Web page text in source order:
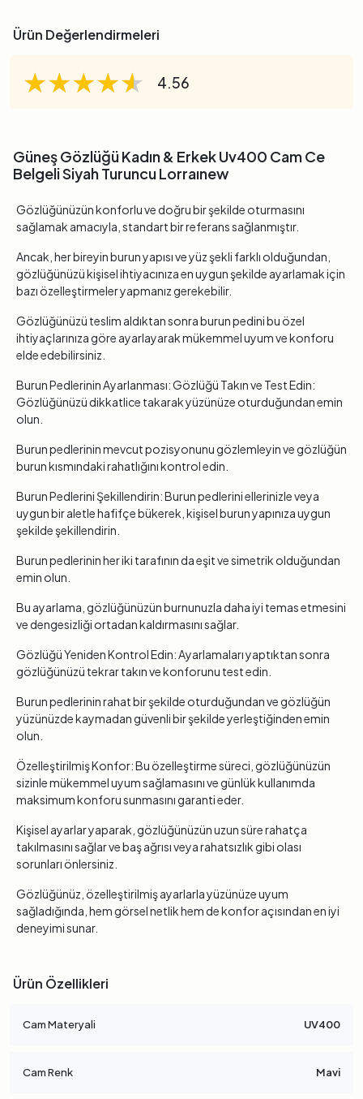
Ürün Değerlendirmeleri
★★★★★
★★★★★
★★★★★ 4.56
Güneş Gözlüğü Kadın & Erkek Uv400 Cam Ce
Belgeli Siyah Turuncu Lorraınew
Gözlüğünüzün konforlu ve doğru bir şekilde oturmasını
sağlamak amacıyla, standart bir referans sağlanmıştır.
Ancak, her bireyin burun yapısı ve yüz şekli farklı olduğundan,
gözlüğünüzü kişisel ihtiyacınıza en uygun şekilde ayarlamak için
bazı özelleştirmeler yapmanız gerekebilir.
Gözlüğünüzü teslim aldıktan sonra burun pedini bu özel
ihtiyaçlarınıza göre ayarlayarak mükemmel uyum ve konforu
elde edebilirsiniz.
Burun Pedlerinin Ayarlanması: Gözlüğü Takın ve Test Edin:
Gözlüğünüzü dikkatlice takarak yüzünüze oturduğundan emin
olun.
Burun pedlerinin mevcut pozisyonunu gözlemleyin ve gözlüğün
burun kısmındaki rahatlığını kontrol edin.
Burun Pedlerini Şekillendirin: Burun pedlerini ellerinizle veya
uygun bir aletle hafifçe bükerek, kişisel burun yapınıza uygun
şekilde şekillendirin.
Burun pedlerinin her iki tarafının da eşit ve simetrik olduğundan
emin olun.
Bu ayarlama, gözlüğünüzün burnunuzla daha iyi temas etmesini
ve dengesizliği ortadan kaldırmasını sağlar.
Gözlüğü Yeniden Kontrol Edin: Ayarlamaları yaptıktan sonra
gözlüğünüzü tekrar takın ve konforunu test edin.
Burun pedlerinin rahat bir şekilde oturduğundan ve gözlüğün
yüzünüzde kaymadan güvenli bir şekilde yerleştiğinden emin
olun.
Özelleştirilmiş Konfor: Bu özelleştirme süreci, gözlüğünüzün
sizinle mükemmel uyum sağlamasını ve günlük kullanımda
maksimum konforu sunmasını garanti eder.
Kişisel ayarlar yaparak, gözlüğünüzün uzun süre rahatça
takılmasını sağlar ve baş ağrısı veya rahatsızlık gibi olası
sorunları önlersiniz.
Gözlüğünüz, özelleştirilmiş ayarlarla yüzünüze uyum
sağladığında, hem görsel netlik hem de konfor açısından en iyi
deneyimi sunar.
Ürün Özellikleri
Cam Materyali UV400
Cam Renk Mavi